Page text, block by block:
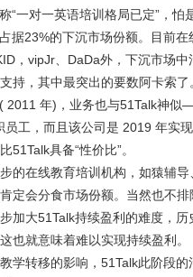
“一对一英语培训格局已定”，怕
据23%的下沉市场份额。目前
，vipJr、DaDa外，下沉市场中
持，其中最突出的要数阿卡索了
2011 年)，业务也与51Talk神
工，而且该公司是 2019 年实
51Talk具备“性价比”。
的在线教育培训机构，如猿辅
定会分食市场份额。当然也不排
加大51Talk持续盈利的难度，
也就意味着难以实现持续盈利。
学转移的影响，51Talk此阶段